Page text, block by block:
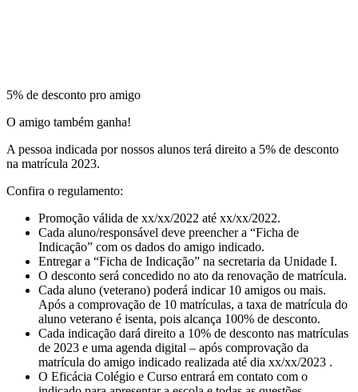
5% de desconto pro amigo
O amigo também ganha!
A pessoa indicada por nossos alunos terá direito a 5% de desconto
na matrícula 2023.
Confira o regulamento:
Promoção válida de xx/xx/2022 até xx/xx/2022.
Cada aluno/responsável deve preencher a “Ficha de
Indicação” com os dados do amigo indicado.
Entregar a “Ficha de Indicação” na secretaria da Unidade I.
O desconto será concedido no ato da renovação de matrícula.
Cada aluno (veterano) poderá indicar 10 amigos ou mais.
Após a comprovação de 10 matrículas, a taxa de matrícula do
aluno veterano é isenta, pois alcança 100% de desconto.
Cada indicação dará direito a 10% de desconto nas matrículas
de 2023 e uma agenda digital – após comprovação da
matrícula do amigo indicado realizada até dia xx/xx/2023 .
O Eficácia Colégio e Curso entrará em contato com o